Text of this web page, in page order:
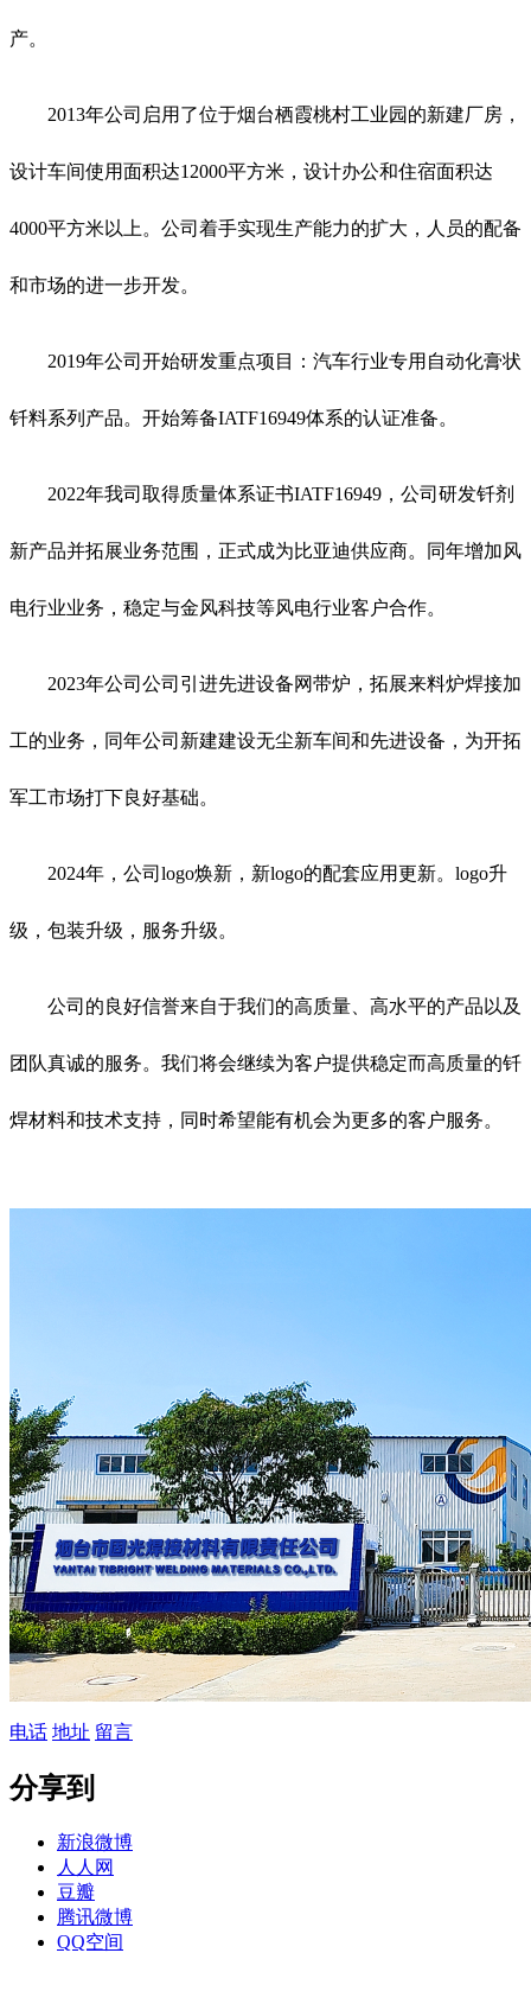
产。
2013年公司启用了位于烟台栖霞桃村工业园的新建厂房，
设计车间使用面积达12000平方米，设计办公和住宿面积达
4000平方米以上。公司着手实现生产能力的扩大，人员的配备
和市场的进一步开发。
2019年公司开始研发重点项目：汽车行业专用自动化膏状
钎料系列产品。开始筹备IATF16949体系的认证准备。
2022年我司取得质量体系证书IATF16949，公司研发钎剂
新产品并拓展业务范围，正式成为比亚迪供应商。同年增加风
电行业业务，稳定与金风科技等风电行业客户合作。
2023年公司公司引进先进设备网带炉，拓展来料炉焊接加
工的业务，同年公司新建建设无尘新车间和先进设备，为开拓
军工市场打下良好基础。
2024年，公司logo焕新，新logo的配套应用更新。logo升
级，包装升级，服务升级。
公司的良好信誉来自于我们的高质量、高水平的产品以及
团队真诚的服务。我们将会继续为客户提供稳定而高质量的钎
焊材料和技术支持，同时希望能有机会为更多的客户服务。
电话 地址 留言
分享到
新浪微博
人人网
豆瓣
腾讯微博
QQ空间